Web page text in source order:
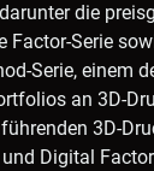
die
Factor-Serie
Serie, einem
an 3D-
3D-
Digital